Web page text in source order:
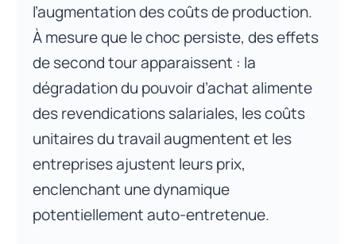
l’augmentation des coûts de production.
À mesure que le choc persiste, des effets
de second tour apparaissent : la
dégradation du pouvoir d’achat alimente
des revendications salariales, les coûts
unitaires du travail augmentent et les
entreprises ajustent leurs prix,
enclenchant une dynamique
potentiellement auto-entretenue.